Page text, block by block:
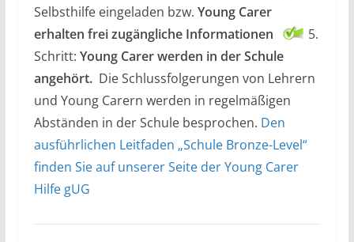
Selbsthilfe eingeladen bzw. Young Carer
erhalten frei zugängliche Informationen
5.
Schritt: Young Carerwerden in der Schule
angehört.Die Schlussfolgerungen von Lehrern
und Young Carern werden in regelmäßigen
Abständen in der Schule besprochen. Den
ausführlichen Leitfaden „Schule Bronze-Level“
finden Sie auf unserer Seite der Young Carer
Hilfe gUG